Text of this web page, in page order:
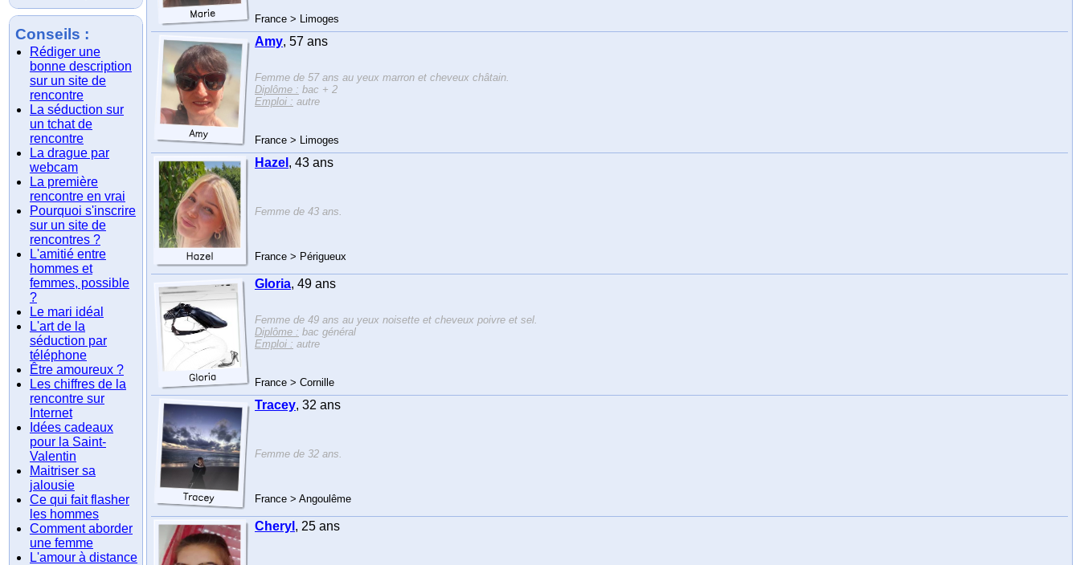
Conseils :
Rédiger une
bonne description
sur un site de
rencontre
La séduction sur
un tchat de
rencontre
La drague par
webcam
La première
rencontre en vrai
Pourquoi s'inscrire
sur un site de
rencontres ?
L'amitié entre
hommes et
femmes, possible
?
Le mari idéal
L'art de la
séduction par
téléphone
Être amoureux ?
Les chiffres de la
rencontre sur
Internet
Idées cadeaux
pour la Saint-
Valentin
Maitriser sa
jalousie
Ce qui fait flasher
les hommes
Comment aborder
une femme
L'amour à distance
France > Limoges
Amy, 57 ans
Femme de 57 ans au yeux marron et cheveux châtain.
Diplôme : bac + 2
Emploi : autre
France > Limoges
Hazel , 43 ans
Femme de 43 ans.
France > Périgueux
Gloria, 49 ans
Femme de 49 ans au yeux noisette et cheveux poivre et sel.
Diplôme : bac général
Emploi : autre
France > Cornille
Tracey, 32 ans
Femme de 32 ans.
France > Angoulême
Cheryl , 25 ans